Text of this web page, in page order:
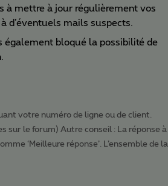
à mettre à jour régulièrement vos
d’éventuels mails suspects.
également bloqué la possibilité de
votre numéro de ligne ou de client.
sur le forum) Autre conseil : La réponse à
‘Meilleure réponse’. L’ensemble de la